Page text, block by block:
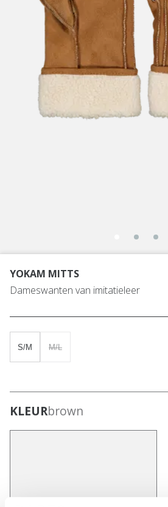
YOKAM MITTS
Dameswanten van imitatieleer
S/M M/L
KLEURbrown